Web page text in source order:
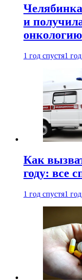
и
онкологию
1 год спустя1
Как
году: все
1 год спустя1